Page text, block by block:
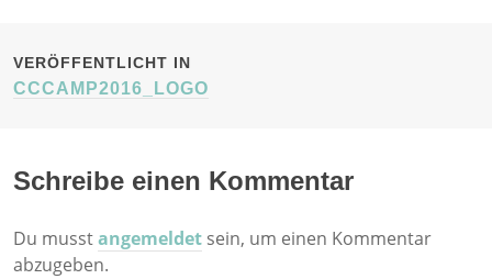
BEITRAGSNAVIGATION
VERÖFFENTLICHT IN
CCCAMP2016_LOGO
Schreibe einen Kommentar
Du musstangemeldet sein, um einen Kommentar
abzugeben.